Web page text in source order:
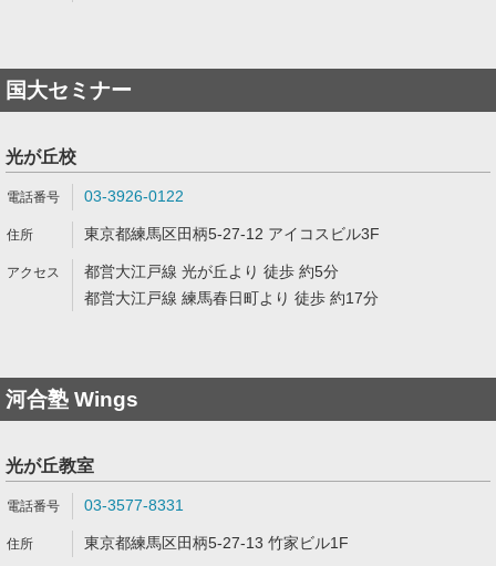
国大セミナー
光が丘校
03-3926-0122
東京都練馬区田柄5-27-12 アイコスビル3F
都営大江戸線 光が丘より 徒歩 約5分
都営大江戸線 練馬春日町より 徒歩 約17分
河合塾 Wings
光が丘教室
03-3577-8331
東京都練馬区田柄5-27-13 竹家ビル1F